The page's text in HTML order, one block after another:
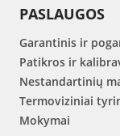
PASLAUGOS
Garantinis ir
Patikros ir
Nestandartinių
Termoviziniai
Mokymai